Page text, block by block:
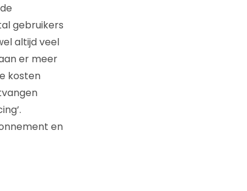
gebruikers
altijd veel
er meer
kosten
en